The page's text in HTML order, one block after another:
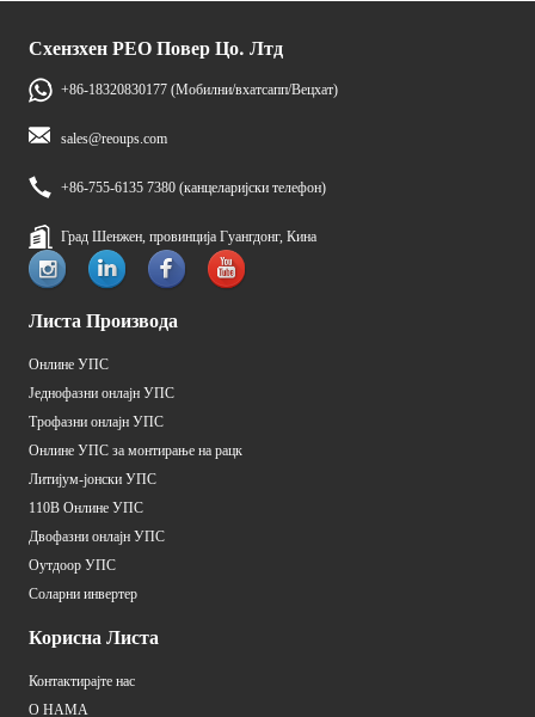
Схензхен РЕО Повер Цо. Лтд
+86-18320830177 (Мобилни/вхатсапп/Вецхат)
sales@reoups.com
+86-755-6135 7380 (канцеларијски телефон)
Град Шенжен, провинција Гуангдонг, Кина
Листа Производа
Онлине УПС
Једнофазни онлајн УПС
Трофазни онлајн УПС
Онлине УПС за монтирање на рацк
Литијум-јонски УПС
110В Онлине УПС
Двофазни онлајн УПС
Оутдоор УПС
Соларни инвертер
Корисна Листа
Контактирајте нас
О НАМА